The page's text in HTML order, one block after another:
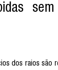
sem
dos raios são